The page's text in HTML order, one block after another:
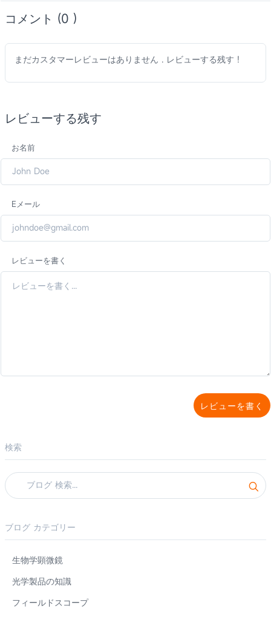
コメント (0 )
まだカスタマーレビューはありません . レビューする残す !
レビューする残す
お名前
Eメール
レビューを書く
レビューを書く
検索
ブログ カテゴリー
生物学顕微鏡
光学製品の知識
フィールドスコープ